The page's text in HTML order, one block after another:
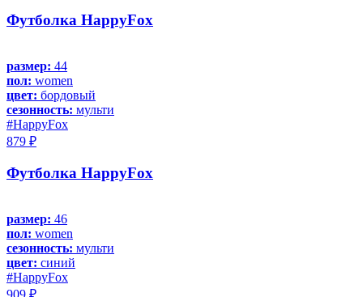
Футболка HappyFox
размер: 44
пол: women
цвет: бордовый
сезонность: мульти
#HappyFox
879 ₽
Футболка HappyFox
размер: 46
пол: women
сезонность: мульти
цвет: синий
#HappyFox